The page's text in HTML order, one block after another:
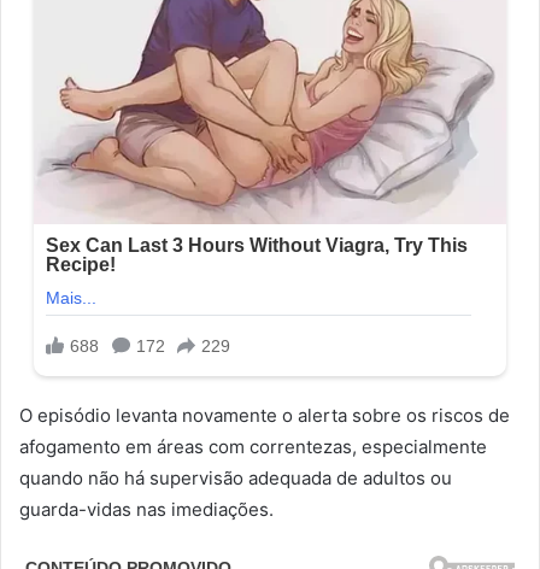
O episódio levanta novamente o alerta sobre os riscos de
afogamento em áreas com correntezas, especialmente
quando não há supervisão adequada de adultos ou
guarda-vidas nas imediações.